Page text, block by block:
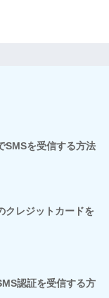
SMSを受信する方法
クレジットカードを
認証を受信する方